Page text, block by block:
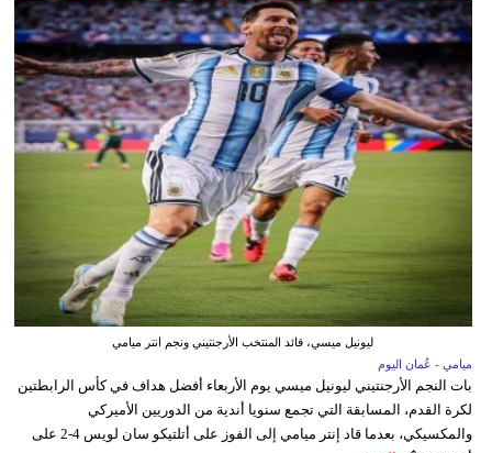
ليونيل ميسي، قائد المنتخب الأرجنتيني ونجم انتر ميامي
ميامي - عُمان اليوم
بات النجم الأرجنتيني ليونيل ميسي يوم الأربعاء أفضل هداف في كأس الرابطتين
لكرة القدم، المسابقة التي تجمع سنويا أندية من الدوريين الأميركي
والمكسيكي، بعدما قاد إنتر ميامي إلى الفوز على أتلتيكو سان لويس 4-2 على